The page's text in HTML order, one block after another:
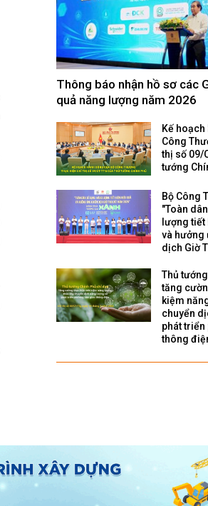
Thông báo nhận hồ sơ các
quả năng lượng năm 2026
Kế
Công
thị số 09/
tướng
Bộ Công
"Toàn
lượng
và hưởng
dịch Giờ
Thủ
tăng
kiệm
chuyển
phát
thông